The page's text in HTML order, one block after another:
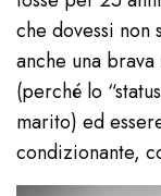
che dovessi non
anche una
(perché lo
marito) ed
condizionante,